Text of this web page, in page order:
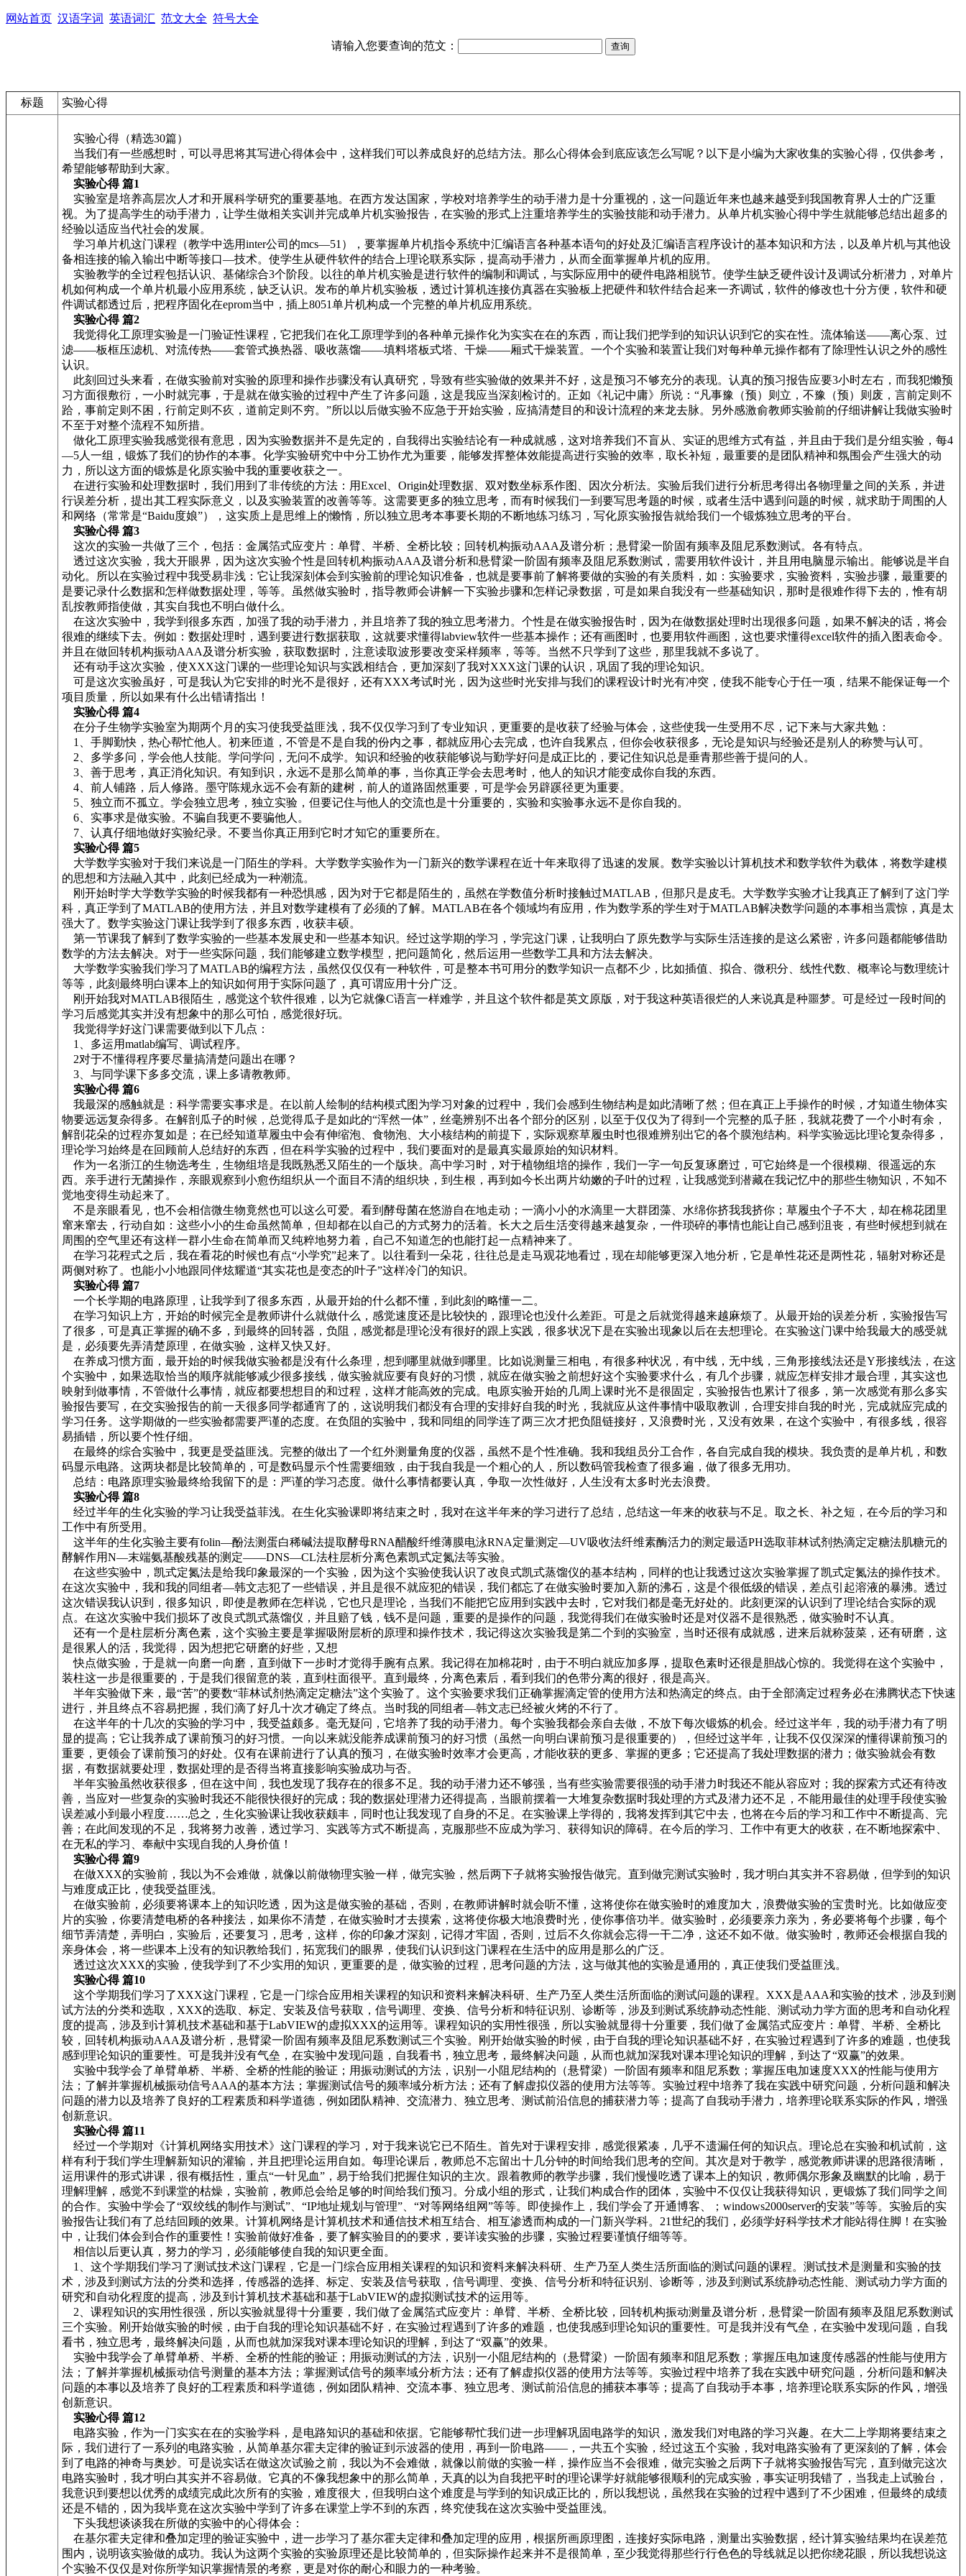
网站首页 汉语字词 英语词汇 范文大全 符号大全
请输入您要查询的范文：
标题 实验心得
实验心得（精选30篇）
当我们有一些感想时，可以寻思将其写进心得体会中，这样我们可以养成良好的总结方法。那么心得体会到底应该怎么写呢？以下是小编为大家收集的实验心得，仅供参考，
希望能够帮助到大家。
实验心得 篇1
实验室是培养高层次人才和开展科学研究的重要基地。在西方发达国家，学校对培养学生的动手潜力是十分重视的，这一问题近年来也越来越受到我国教育界人士的广泛重
视。为了提高学生的动手潜力，让学生做相关实训并完成单片机实验报告，在实验的形式上注重培养学生的实验技能和动手潜力。从单片机实验心得中学生就能够总结出超多的
经验以适应当代社会的发展。
学习单片机这门课程（教学中选用inter公司的mcs—51），要掌握单片机指令系统中汇编语言各种基本语句的好处及汇编语言程序设计的基本知识和方法，以及单片机与其他设
备相连接的输入输出中断等接口—技术。使学生从硬件软件的结合上理论联系实际，提高动手潜力，从而全面掌握单片机的应用。
实验教学的全过程包括认识、基储综合3个阶段。以往的单片机实验是进行软件的编制和调试，与实际应用中的硬件电路相脱节。使学生缺乏硬件设计及调试分析潜力，对单片
机如何构成一个单片机最小应用系统，缺乏认识。发布的单片机实验板，透过计算机连接仿真器在实验板上把硬件和软件结合起来一齐调试，软件的修改也十分方便，软件和硬
件调试都透过后，把程序固化在eprom当中，插上8051单片机构成一个完整的单片机应用系统。
实验心得 篇2
我觉得化工原理实验是一门验证性课程，它把我们在化工原理学到的各种单元操作化为实实在在的东西，而让我们把学到的知识认识到它的实在性。流体输送——离心泵、过
滤——板框压滤机、对流传热——套管式换热器、吸收蒸馏——填料塔板式塔、干燥——厢式干燥装置。一个个实验和装置让我们对每种单元操作都有了除理性认识之外的感性
认识。
此刻回过头来看，在做实验前对实验的原理和操作步骤没有认真研究，导致有些实验做的效果并不好，这是预习不够充分的表现。认真的预习报告应要3小时左右，而我犯懒预
习方面很敷衍，一小时就完事，于是就在做实验的过程中产生了许多问题，这是我应当深刻检讨的。正如《礼记中庸》所说：“凡事豫（预）则立，不豫（预）则废，言前定则不
跲，事前定则不困，行前定则不疚，道前定则不穷。”所以以后做实验不应急于开始实验，应搞清楚目的和设计流程的来龙去脉。另外感激俞教师实验前的仔细讲解让我做实验时
不至于对整个流程不知所措。
做化工原理实验我感觉很有意思，因为实验数据并不是先定的，自我得出实验结论有一种成就感，这对培养我们不盲从、实证的思维方式有益，并且由于我们是分组实验，每4
—5人一组，锻炼了我们的协作的本事。化学实验研究中中分工协作尤为重要，能够发挥整体效能提高进行实验的效率，取长补短，最重要的是团队精神和氛围会产生强大的动
力，所以这方面的锻炼是化原实验中我的重要收获之一。
在进行实验和处理数据时，我们用到了非传统的方法：用Excel、Origin处理数据、双对数坐标系作图、因次分析法。实验后我们进行分析思考得出各物理量之间的关系，并进
行误差分析，提出其工程实际意义，以及实验装置的改善等等。这需要更多的独立思考，而有时候我们一到要写思考题的时候，或者生活中遇到问题的时候，就求助于周围的人
和网络（常常是“Baidu度娘”），这实质上是思维上的懒惰，所以独立思考本事要长期的不断地练习练习，写化原实验报告就给我们一个锻炼独立思考的平台。
实验心得 篇3
这次的实验一共做了三个，包括：金属箔式应变片：单臂、半桥、全桥比较；回转机构振动AAA及谱分析；悬臂梁一阶固有频率及阻尼系数测试。各有特点。
透过这次实验，我大开眼界，因为这次实验个性是回转机构振动AAA及谱分析和悬臂梁一阶固有频率及阻尼系数测试，需要用软件设计，并且用电脑显示输出。能够说是半自
动化。所以在实验过程中我受易非浅：它让我深刻体会到实验前的理论知识准备，也就是要事前了解将要做的实验的有关质料，如：实验要求，实验资料，实验步骤，最重要的
是要记录什么数据和怎样做数据处理，等等。虽然做实验时，指导教师会讲解一下实验步骤和怎样记录数据，可是如果自我没有一些基础知识，那时是很难作得下去的，惟有胡
乱按教师指使做，其实自我也不明白做什么。
在这次实验中，我学到很多东西，加强了我的动手潜力，并且培养了我的独立思考潜力。个性是在做实验报告时，因为在做数据处理时出现很多问题，如果不解决的话，将会
很难的继续下去。例如：数据处理时，遇到要进行数据获取，这就要求懂得labview软件一些基本操作；还有画图时，也要用软件画图，这也要求懂得excel软件的插入图表命令。
并且在做回转机构振动AAA及谱分析实验，获取数据时，注意读取波形要改变采样频率，等等。当然不只学到了这些，那里我就不多说了。
还有动手这次实验，使XXX这门课的一些理论知识与实践相结合，更加深刻了我对XXX这门课的认识，巩固了我的理论知识。
可是这次实验虽好，可是我认为它安排的时光不是很好，还有XXX考试时光，因为这些时光安排与我们的课程设计时光有冲突，使我不能专心于任一项，结果不能保证每一个
项目质量，所以如果有什么出错请指出！
实验心得 篇4
在分子生物学实验室为期两个月的实习使我受益匪浅，我不仅仅学习到了专业知识，更重要的是收获了经验与体会，这些使我一生受用不尽，记下来与大家共勉：
1、手脚勤快，热心帮忙他人。初来匝道，不管是不是自我的份内之事，都就应用心去完成，也许自我累点，但你会收获很多，无论是知识与经验还是别人的称赞与认可。
2、多学多问，学会他人技能。学问学问，无问不成学。知识和经验的收获能够说与勤学好问是成正比的，要记住知识总是垂青那些善于提问的人。
3、善于思考，真正消化知识。有知到识，永远不是那么简单的事，当你真正学会去思考时，他人的知识才能变成你自我的东西。
4、前人铺路，后人修路。墨守陈规永远不会有新的建树，前人的道路固然重要，可是学会另辟蹊径更为重要。
5、独立而不孤立。学会独立思考，独立实验，但要记住与他人的交流也是十分重要的，实验和实验事永远不是你自我的。
6、实事求是做实验。不骗自我更不要骗他人。
7、认真仔细地做好实验纪录。不要当你真正用到它时才知它的重要所在。
实验心得 篇5
大学数学实验对于我们来说是一门陌生的学科。大学数学实验作为一门新兴的数学课程在近十年来取得了迅速的发展。数学实验以计算机技术和数学软件为载体，将数学建模
的思想和方法融入其中，此刻已经成为一种潮流。
刚开始时学大学数学实验的时候我都有一种恐惧感，因为对于它都是陌生的，虽然在学数值分析时接触过MATLAB，但那只是皮毛。大学数学实验才让我真正了解到了这门学
科，真正学到了MATLAB的使用方法，并且对数学建模有了必须的了解。MATLAB在各个领域均有应用，作为数学系的学生对于MATLAB解决数学问题的本事相当震惊，真是太
强大了。数学实验这门课让我学到了很多东西，收获丰硕。
第一节课我了解到了数学实验的一些基本发展史和一些基本知识。经过这学期的学习，学完这门课，让我明白了原先数学与实际生活连接的是这么紧密，许多问题都能够借助
数学的方法去解决。对于一些实际问题，我们能够建立数学模型，把问题简化，然后运用一些数学工具和方法去解决。
大学数学实验我们学习了MATLAB的编程方法，虽然仅仅仅有一种软件，可是整本书可用分的数学知识一点都不少，比如插值、拟合、微积分、线性代数、概率论与数理统计
等等，此刻最终明白课本上的知识如何用于实际问题了，真可谓应用十分广泛。
刚开始我对MATLAB很陌生，感觉这个软件很难，以为它就像C语言一样难学，并且这个软件都是英文原版，对于我这种英语很烂的人来说真是种噩梦。可是经过一段时间的
学习后感觉其实并没有想象中的那么可怕，感觉很好玩。
我觉得学好这门课需要做到以下几点：
1、多运用matlab编写、调试程序。
2对于不懂得程序要尽量搞清楚问题出在哪？
3、与同学课下多多交流，课上多请教教师。
实验心得 篇6
我最深的感触就是：科学需要实事求是。在以前人绘制的结构模式图为学习对象的过程中，我们会感到生物结构是如此清晰了然；但在真正上手操作的时候，才知道生物体实
物要远远复杂得多。在解剖瓜子的时候，总觉得瓜子是如此的“浑然一体”，丝毫辨别不出各个部分的区别，以至于仅仅为了得到一个完整的瓜子胚，我就花费了一个小时有余，
解剖花朵的过程亦复如是；在已经知道草履虫中会有伸缩泡、食物泡、大小核结构的前提下，实际观察草履虫时也很难辨别出它的各个膜泡结构。科学实验远比理论复杂得多，
理论学习始终是在回顾前人总结好的东西，但在科学实验的过程中，我们要面对的是最真实最原始的知识材料。
作为一名浙江的生物选考生，生物组培是我既熟悉又陌生的一个版块。高中学习时，对于植物组培的操作，我们一字一句反复琢磨过，可它始终是一个很模糊、很遥远的东
西。亲手进行无菌操作，亲眼观察到小愈伤组织从一个面目不清的组织块，到生根，再到如今长出两片幼嫩的子叶的过程，让我感觉到潜藏在我记忆中的那些生物知识，不知不
觉地变得生动起来了。
不是亲眼看见，也不会相信微生物竟然也可以这么可爱。看到酵母菌在悠游自在地走动；一滴小小的水滴里一大群团藻、水绵你挤我我挤你；草履虫个子不大，却在棉花团里
窜来窜去，行动自如：这些小小的生命虽然简单，但却都在以自己的方式努力的活着。长大之后生活变得越来越复杂，一件琐碎的事情也能让自己感到沮丧，有些时候想到就在
周围的空气里还有这样一群小生命在简单而又纯粹地努力着，自己不知道怎的也能打起一点精神来了。
在学习花程式之后，我在看花的时候也有点“小学究”起来了。以往看到一朵花，往往总是走马观花地看过，现在却能够更深入地分析，它是单性花还是两性花，辐射对称还是
两侧对称了。也能小小地跟同伴炫耀道“其实花也是变态的叶子”这样冷门的知识。
实验心得 篇7
一个长学期的电路原理，让我学到了很多东西，从最开始的什么都不懂，到此刻的略懂一二。
在学习知识上方，开始的时候完全是教师讲什么就做什么，感觉速度还是比较快的，跟理论也没什么差距。可是之后就觉得越来越麻烦了。从最开始的误差分析，实验报告写
了很多，可是真正掌握的确不多，到最终的回转器，负阻，感觉都是理论没有很好的跟上实践，很多状况下是在实验出现象以后在去想理论。在实验这门课中给我最大的感受就
是，必须要先弄清楚原理，在做实验，这样又快又好。
在养成习惯方面，最开始的时候我做实验都是没有什么条理，想到哪里就做到哪里。比如说测量三相电，有很多种状况，有中线，无中线，三角形接线法还是Y形接线法，在这
个实验中，如果选取恰当的顺序就能够减少很多接线，做实验就应要有良好的习惯，就应在做实验之前想好这个实验要求什么，有几个步骤，就应怎样安排才最合理，其实这也
映射到做事情，不管做什么事情，就应都要想想目的和过程，这样才能高效的完成。电原实验开始的几周上课时光不是很固定，实验报告也累计了很多，第一次感觉有那么多实
验报告要写，在交实验报告的前一天很多同学都通宵了的，这说明我们都没有合理的安排好自我的时光，我就应从这件事情中吸取教训，合理安排自我的时光，完成就应完成的
学习任务。这学期做的一些实验都需要严谨的态度。在负阻的实验中，我和同组的同学连了两三次才把负阻链接好，又浪费时光，又没有效果，在这个实验中，有很多线，很容
易插错，所以要个性仔细。
在最终的综合实验中，我更是受益匪浅。完整的做出了一个红外测量角度的仪器，虽然不是个性准确。我和我组员分工合作，各自完成自我的模块。我负责的是单片机，和数
码显示电路。这两块都是比较简单的，可是数码显示个性需要细致，由于我自我是一个粗心的人，所以数码管我检查了很多遍，做了很多无用功。
总结：电路原理实验最终给我留下的是：严谨的学习态度。做什么事情都要认真，争取一次性做好，人生没有太多时光去浪费。
实验心得 篇8
经过半年的生化实验的学习让我受益菲浅。在生化实验课即将结束之时，我对在这半年来的学习进行了总结，总结这一年来的收获与不足。取之长、补之短，在今后的学习和
工作中有所受用。
这半年的生化实验主要有folin—酚法测蛋白稀碱法提取酵母RNA醋酸纤维薄膜电泳RNA定量测定—UV吸收法纤维素酶活力的测定最适PH选取菲林试剂热滴定定糖法肌糖元的
酵解作用N—末端氨基酸残基的测定——DNS—CL法柱层析分离色素凯式定氮法等实验。
在这些实验中，凯式定氮法是给我印象最深的一个实验，因为这个实验使我认识了改良式凯式蒸馏仪的基本结构，同样的也让我透过这次实验掌握了凯式定氮法的操作技术。
在这次实验中，我和我的同组者—韩文志犯了一些错误，并且是很不就应犯的错误，我们都忘了在做实验时要加入新的沸石，这是个很低级的错误，差点引起溶液的暴沸。透过
这次错误我认识到，很多知识，即使是教师在怎样说，它也只是理论，当我们不能把它应用到实践中去时，它对我们都是毫无好处的。此刻更深的认识到了理论结合实际的观
点。在这次实验中我们损坏了改良式凯式蒸馏仪，并且赔了钱，钱不是问题，重要的是操作的问题，我觉得我们在做实验时还是对仪器不是很熟悉，做实验时不认真。
还有一个是柱层析分离色素，这个实验主要是掌握吸附层析的原理和操作技术，我记得这次实验我是第二个到的实验室，当时还很有成就感，进来后就称菠菜，还有研磨，这
是很累人的活，我觉得，因为想把它研磨的好些，又想
快点做实验，于是就一向磨一向磨，直到做下一步时才觉得手腕有点累。我记得在加棉花时，由于不明白就应加多厚，提取色素时还很是胆战心惊的。我觉得在这个实验中，
装柱这一步是很重要的，于是我们很留意的装，直到柱面很平。直到最终，分离色素后，看到我们的色带分离的很好，很是高兴。
半年实验做下来，最“苦”的要数“菲林试剂热滴定定糖法”这个实验了。这个实验要求我们正确掌握滴定管的使用方法和热滴定的终点。由于全部滴定过程务必在沸腾状态下快速
进行，并且终点不容易把握，我们滴了好几十次才确定了终点。当时我的同组者—韩文志已经被火烤的不行了。
在这半年的十几次的实验的学习中，我受益颇多。毫无疑问，它培养了我的动手潜力。每个实验我都会亲自去做，不放下每次锻炼的机会。经过这半年，我的动手潜力有了明
显的提高；它让我养成了课前预习的好习惯。一向以来就没能养成课前预习的好习惯（虽然一向明白课前预习是很重要的），但经过这半年，让我不仅仅深深的懂得课前预习的
重要，更领会了课前预习的好处。仅有在课前进行了认真的预习，在做实验时效率才会更高，才能收获的更多、掌握的更多；它还提高了我处理数据的潜力；做实验就会有数
据，有数据就要处理，数据处理的是否得当将直接影响实验成功与否。
半年实验虽然收获很多，但在这中间，我也发现了我存在的很多不足。我的动手潜力还不够强，当有些实验需要很强的动手潜力时我还不能从容应对；我的探索方式还有待改
善，当应对一些复杂的实验时我还不能很快很好的完成；我的数据处理潜力还得提高，当眼前摆着一大堆复杂数据时我处理的方式及潜力还不足，不能用最佳的处理手段使实验
误差减小到最小程度……总之，生化实验课让我收获颇丰，同时也让我发现了自身的不足。在实验课上学得的，我将发挥到其它中去，也将在今后的学习和工作中不断提高、完
善；在此间发现的不足，我将努力改善，透过学习、实践等方式不断提高，克服那些不应成为学习、获得知识的障碍。在今后的学习、工作中有更大的收获，在不断地探索中、
在无私的学习、奉献中实现自我的人身价值！
实验心得 篇9
在做XXX的实验前，我以为不会难做，就像以前做物理实验一样，做完实验，然后两下子就将实验报告做完。直到做完测试实验时，我才明白其实并不容易做，但学到的知识
与难度成正比，使我受益匪浅。
在做实验前，必须要将课本上的知识吃透，因为这是做实验的基础，否则，在教师讲解时就会听不懂，这将使你在做实验时的难度加大，浪费做实验的宝贵时光。比如做应变
片的实验，你要清楚电桥的各种接法，如果你不清楚，在做实验时才去摸索，这将使你极大地浪费时光，使你事倍功半。做实验时，必须要亲力亲为，务必要将每个步骤，每个
细节弄清楚，弄明白，实验后，还要复习，思考，这样，你的印象才深刻，记得才牢固，否则，过后不久你就会忘得一干二净，这还不如不做。做实验时，教师还会根据自我的
亲身体会，将一些课本上没有的知识教给我们，拓宽我们的眼界，使我们认识到这门课程在生活中的应用是那么的广泛。
透过这次XXX的实验，使我学到了不少实用的知识，更重要的是，做实验的过程，思考问题的方法，这与做其他的实验是通用的，真正使我们受益匪浅。
实验心得 篇10
这个学期我们学习了XXX这门课程，它是一门综合应用相关课程的知识和资料来解决科研、生产乃至人类生活所面临的测试问题的课程。XXX是AAA和实验的技术，涉及到测
试方法的分类和选取，XXX的选取、标定、安装及信号获取，信号调理、变换、信号分析和特征识别、诊断等，涉及到测试系统静动态性能、测试动力学方面的思考和自动化程
度的提高，涉及到计算机技术基础和基于LabVIEW的虚拟XXX的运用等。课程知识的实用性很强，所以实验就显得十分重要，我们做了金属箔式应变片：单臂、半桥、全桥比
较，回转机构振动AAA及谱分析，悬臂梁一阶固有频率及阻尼系数测试三个实验。刚开始做实验的时候，由于自我的理论知识基础不好，在实验过程遇到了许多的难题，也使我
感到理论知识的重要性。可是我并没有气垒，在实验中发现问题，自我看书，独立思考，最终解决问题，从而也就加深我对课本理论知识的理解，到达了“双赢”的效果。
实验中我学会了单臂单桥、半桥、全桥的性能的验证；用振动测试的方法，识别一小阻尼结构的（悬臂梁）一阶固有频率和阻尼系数；掌握压电加速度XXX的性能与使用方
法；了解并掌握机械振动信号AAA的基本方法；掌握测试信号的频率域分析方法；还有了解虚拟仪器的使用方法等等。实验过程中培养了我在实践中研究问题，分析问题和解决
问题的潜力以及培养了良好的工程素质和科学道德，例如团队精神、交流潜力、独立思考、测试前沿信息的捕获潜力等；提高了自我动手潜力，培养理论联系实际的作风，增强
创新意识。
实验心得 篇11
经过一个学期对《计算机网络实用技术》这门课程的学习，对于我来说它已不陌生。首先对于课程安排，感觉很紧凑，几乎不遗漏任何的知识点。理论总在实验和机试前，这
样有利于我们学生理解新知识的灌输，并且把理论运用自如。每理论课后，教师总不忘留出十几分钟的时间给我们思考的空间。其次是对于教学，感觉教师讲课的思路很清晰，
运用课件的形式讲课，很有概括性，重点“一针见血”，易于给我们把握住知识的主次。跟着教师的教学步骤，我们慢慢吃透了课本上的知识，教师偶尔形象及幽默的比喻，易于
理解理解，感觉不到课堂的枯燥，实验前，教师总会给足够的时间给我们预习。分成小组的形式，让我们构成合作的团体，实验中不仅仅让我获得知识，更锻炼了我们同学之间
的合作。实验中学会了“双绞线的制作与测试”、“IP地址规划与管理”、“对等网络组网”等等。即使操作上，我们学会了开通博客、；windows2000server的安装”等等。实验后的实
验报告让我们有了总结回顾的效果。计算机网络是计算机技术和通信技术相互结合、相互渗透而构成的一门新兴学科。21世纪的我们，必须学好科学技术才能站得住脚！在实验
中，让我们体会到合作的重要性！实验前做好准备，要了解实验目的的要求，要详读实验的步骤，实验过程要谨慎仔细等等。
相信以后更认真，努力的学习，必须能够使自我的知识更全面。
1、这个学期我们学习了测试技术这门课程，它是一门综合应用相关课程的知识和资料来解决科研、生产乃至人类生活所面临的测试问题的课程。测试技术是测量和实验的技
术，涉及到测试方法的分类和选择，传感器的选择、标定、安装及信号获取，信号调理、变换、信号分析和特征识别、诊断等，涉及到测试系统静动态性能、测试动力学方面的
研究和自动化程度的提高，涉及到计算机技术基础和基于LabVIEW的虚拟测试技术的运用等。
2、课程知识的实用性很强，所以实验就显得十分重要，我们做了金属箔式应变片：单臂、半桥、全桥比较，回转机构振动测量及谱分析，悬臂梁一阶固有频率及阻尼系数测试
三个实验。刚开始做实验的时候，由于自我的理论知识基础不好，在实验过程遇到了许多的难题，也使我感到理论知识的重要性。可是我并没有气垒，在实验中发现问题，自我
看书，独立思考，最终解决问题，从而也就加深我对课本理论知识的理解，到达了“双赢”的效果。
实验中我学会了单臂单桥、半桥、全桥的性能的验证；用振动测试的方法，识别一小阻尼结构的（悬臂梁）一阶固有频率和阻尼系数；掌握压电加速度传感器的性能与使用方
法；了解并掌握机械振动信号测量的基本方法；掌握测试信号的频率域分析方法；还有了解虚拟仪器的使用方法等等。实验过程中培养了我在实践中研究问题，分析问题和解决
问题的本事以及培养了良好的工程素质和科学道德，例如团队精神、交流本事、独立思考、测试前沿信息的捕获本事等；提高了自我动手本事，培养理论联系实际的作风，增强
创新意识。
实验心得 篇12
电路实验，作为一门实实在在的实验学科，是电路知识的基础和依据。它能够帮忙我们进一步理解巩固电路学的知识，激发我们对电路的学习兴趣。在大二上学期将要结束之
际，我们进行了一系列的电路实验，从简单基尔霍夫定律的验证到示波器的使用，再到一阶电路——，一共五个实验，经过这五个实验，我对电路实验有了更深刻的了解，体会
到了电路的神奇与奥妙。可是说实话在做这次试验之前，我以为不会难做，就像以前做的实验一样，操作应当不会很难，做完实验之后两下子就将实验报告写完，直到做完这次
电路实验时，我才明白其实并不容易做。它真的不像我想象中的那么简单，天真的以为自我把平时的理论课学好就能够很顺利的完成实验，事实证明我错了，当我走上试验台，
我意识到要想以优秀的成绩完成此次所有的实验，难度很大，但我明白这个难度是与学到的知识成正比的，所以我想说，虽然我在实验的过程中遇到了不少困难，但最终的成绩
还是不错的，因为我毕竟在这次实验中学到了许多在课堂上学不到的东西，终究使我在这次实验中受益匪浅。
下头我想谈谈我在所做的实验中的心得体会：
在基尔霍夫定律和叠加定理的验证实验中，进一步学习了基尔霍夫定律和叠加定理的应用，根据所画原理图，连接好实际电路，测量出实验数据，经计算实验结果均在误差范
围内，说明该实验做的成功。我认为这两个实验的实验原理还是比较简单的，但实际操作起来并不是很简单，至少我觉得那些行行色色的导线就足以把你绕花眼，所以我想说这
个实验不仅仅是对你所学知识掌握情景的考察，更是对你的耐心和眼力的一种考验。